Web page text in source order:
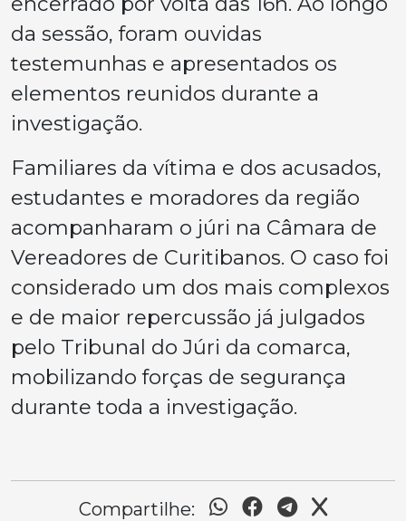
da sessão, foram ouvidas
testemunhas e apresentados os
elementos reunidos durante a
investigação.
Familiares da vítima e dos acusados,
estudantes e moradores da região
acompanharam o júri na Câmara de
Vereadores de Curitibanos. O caso foi
considerado um dos mais complexos
e de maior repercussão já julgados
pelo Tribunal do Júri da comarca,
mobilizando forças de segurança
durante toda a investigação.
Compartilhe: